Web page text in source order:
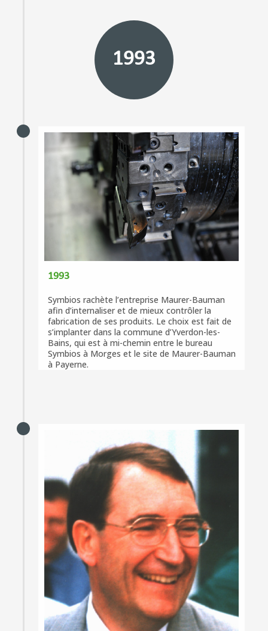
1993
1993
Symbios rachète l’entreprise Maurer-Bauman
afin d’internaliser et de mieux contrôler la
fabrication de ses produits. Le choix est fait de
s’implanter dans la commune d’Yverdon-les-
Bains, qui est à mi-chemin entre le bureau
Symbios à Morges et le site de Maurer-Bauman
à Payerne.